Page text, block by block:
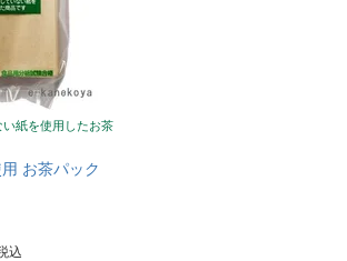
紙を使用したお茶
お茶パック
込